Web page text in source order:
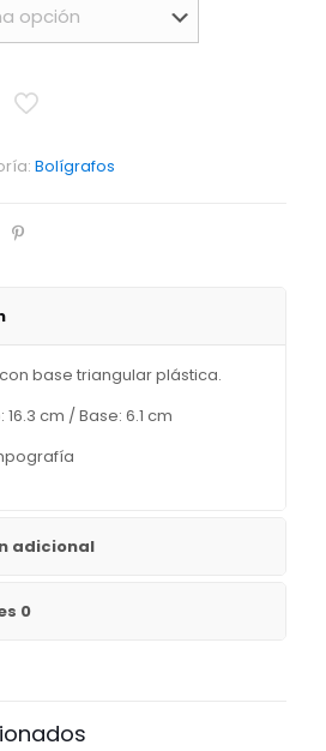
Bolígrafos
base triangular plástica.
cm / Base: 6.1 cm
adicional
0